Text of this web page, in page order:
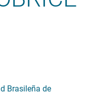
Brasileña de